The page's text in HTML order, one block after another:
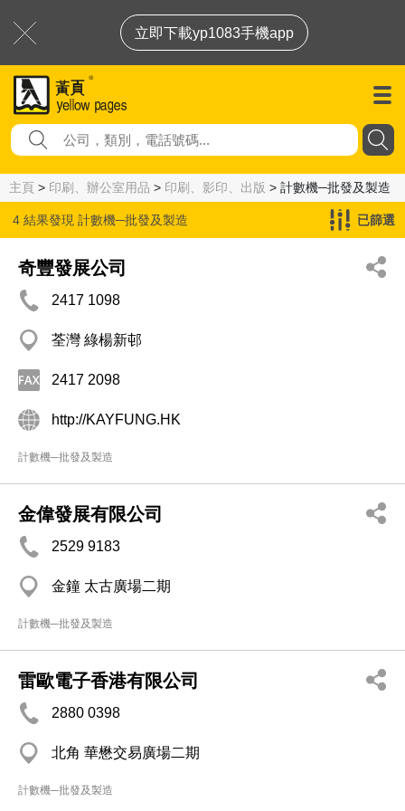
立即下載yp1083手機app
主頁 > 印刷、辦公室用品 > 印刷、影印、出版 > 計數機─批發及製造
4 結果發現 計數機─批發及製造 已篩選
奇豐發展公司
2417 1098
荃灣 綠楊新邨
2417 2098
http://KAYFUNG.HK
計數機─批發及製造
金偉發展有限公司
2529 9183
金鐘 太古廣場二期
計數機─批發及製造
雷歐電子香港有限公司
2880 0398
北角 華懋交易廣場二期
計數機─批發及製造